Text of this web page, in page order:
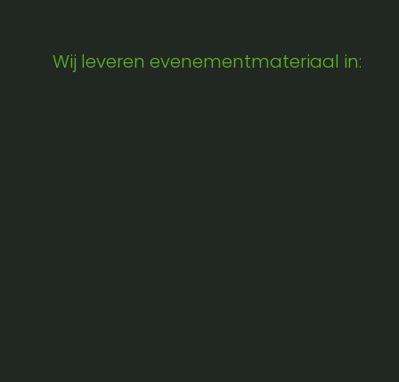
Wij leveren evenementmateriaal in: